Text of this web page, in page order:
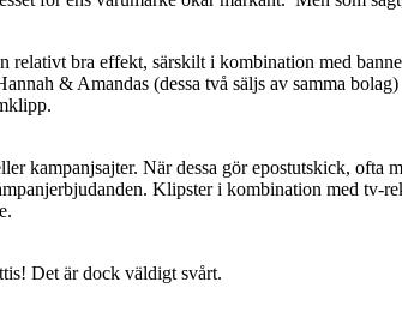
bra effekt, särskilt i kombination med
& Amandas (dessa två säljs av samma
kampanjsajter. När dessa gör epostutskick,
Klipster i kombination med
Det är dock väldigt svårt.